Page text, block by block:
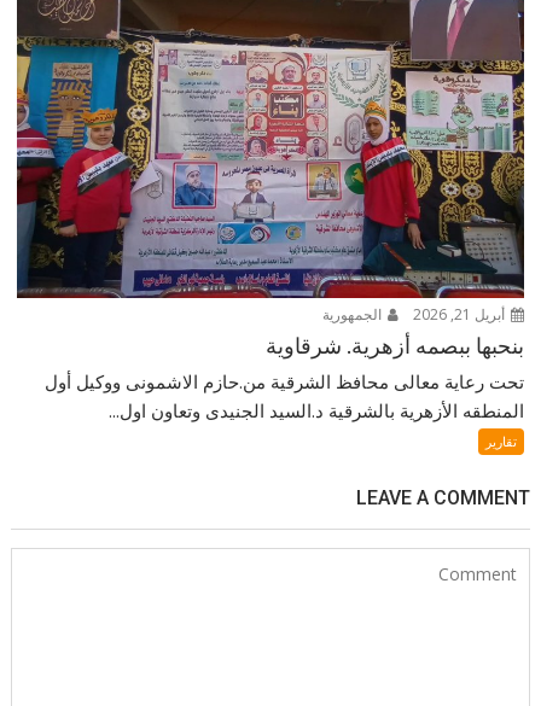
أبريل 21, 2026 الجمهورية
بنحبها ببصمه أزهرية. شرقاوية
تحت رعاية معالى محافظ الشرقية من.حازم الاشمونى ووكيل أول
المنطقه الأزهرية بالشرقية د.السيد الجنيدى وتعاون اول...
تقارير
LEAVE A COMMENT